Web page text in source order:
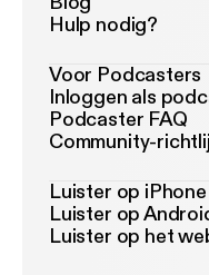
Hulp nodig?
Voor Podcasters
Inloggen als
Podcaster FAQ
Community-
Luister op iPhone
Luister op
Luister op het